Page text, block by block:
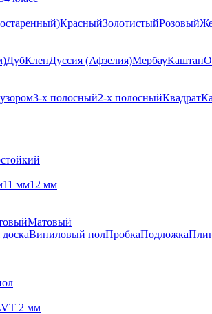
КрасныйЗолотистыйРозовый
ДубКленДуссия (Афзелия)МербауКаштан
3-х полосный2-х полосныйКвадрат
11 мм12 мм
Матовый
Виниловый полПробкаПодложка
2 мм